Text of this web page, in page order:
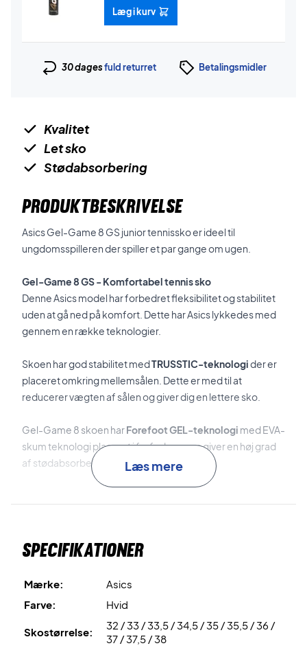
Læg i kurv
30 dagesfuld returret Betalingsmidler
Kvalitet
Let sko
Stødabsorbering
PRODUKTBESKRIVELSE
Asics Gel-Game 8 GS junior tennissko er ideel til
ungdomsspilleren der spiller et par gange om ugen.
Gel-Game 8 GS - Komfortabel tennis sko
Denne Asics model har forbedret fleksibilitet og stabilitet
uden at gå ned på komfort. Dette har Asics lykkedes med
gennem en række teknologier.
Skoen har god stabilitet medTRUSSTIC-teknologider er
placeret omkring mellemsålen. Dette er med til at
reducerer vægten af sålen og giver dig en lettere sko.
Gel-Game 8 skoen harForefoot GEL-teknologi med EVA-
skum teknologi placeret i forfoden, som giver en høj grad
af stødabsorbering.
en fair pris.
Farve: Hvide med blå nuancer.
Læs mere
Specifikationer
Mærke:
Asics
Farve:
Hvid
Skostørrelse:
32 / 33 / 33,5 / 34,5 / 35 / 35,5 / 36 /
37 / 37,5 / 38